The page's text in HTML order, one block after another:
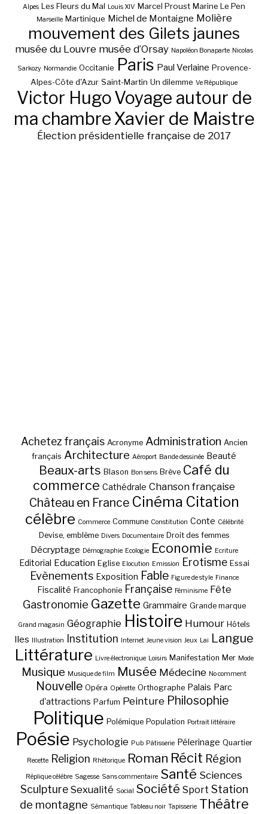
Alpes Les Fleurs du Mal Louis XIV Marcel Proust Marine Le Pen
Marseille Martinique Michel de Montaigne Molière
mouvement des Gilets jaunes
musée du Louvre musée d’Orsay Napoléon Bonaparte Nicolas
Sarkozy Normandie Occitanie Paris Paul Verlaine Provence-
Alpes-Côte d'Azur Saint-Martin Un dilemme Ve République
Victor HugoVoyage autour de
ma chambre Xavier de Maistre
Élection présidentielle française de 2017
Achetez français Acronyme Administration Ancien
français Architecture Aéroport Bande dessinée Beauté
Beaux-arts Blason Bon sens Brève Café du
commerce Cathédrale Chanson française
Château en France Cinéma Citation
célèbre Commerce Commune Constitution Conte Célébrité
Devise, emblème Divers Documentaire Droit des femmes
Décryptage Démographie Ecologie Economie Ecriture
Editorial Education Eglise Elocution Emission Erotisme Essai
Evènements Exposition Fable Figure de style Finance
Fiscalité Francophonie Française Féminisme Fête
Gastronomie Gazette Grammaire Grande marque
Grand magasin Géographie Histoire Humour Hôtels
Iles Illustration Institution Internet Jeune vision Jeux Lai Langue
Littérature Livre électronique Loisirs Manifestation Mer Mode
Musique Musique de film Musée Médecine No comment
Nouvelle Opéra Opérette Orthographe Palais Parc
d'attractions Parfum Peinture Philosophie
Politique Polémique Population Portrait littéraire
Poésie Psychologie Pub Pâtisserie Pélerinage Quartier
Recette Religion Rhétorique Roman Récit Région
Réplique célèbre Sagesse Sans commentaire Santé Sciences
Sculpture Sexualité Social Société Sport Station
de montagne Sémantique Tableau noir Tapisserie Théâtre